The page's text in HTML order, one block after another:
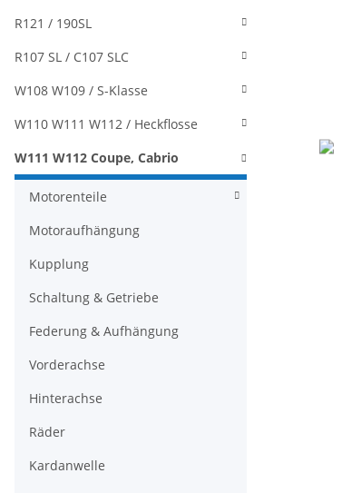
R121 / 190SL
R107 SL / C107 SLC
W108 W109 / S-Klasse
W110 W111 W112 / Heckflosse
W111 W112 Coupe, Cabrio
Motorenteile
Motoraufhängung
Kupplung
Schaltung & Getriebe
Federung & Aufhängung
Vorderachse
Hinterachse
Räder
Kardanwelle